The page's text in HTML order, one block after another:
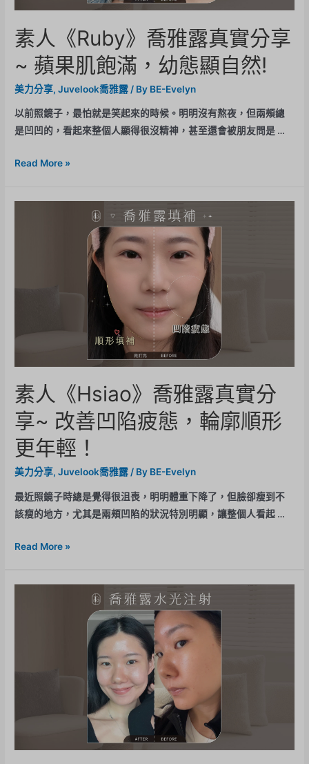
素人《Ruby》喬雅露真實分享
~ 蘋果肌飽滿，幼態顯自然!
美力分享,Juvelook喬雅露 / By BE-Evelyn
以前照鏡子，最怕就是笑起來的時候。明明沒有熬夜，但兩頰總
是凹凹的，看起來整個人顯得很沒精神，甚至還會被朋友問是 …
Read More »
素人《Hsiao》喬雅露真實分
享~ 改善凹陷疲態，輪廓順形
更年輕！
美力分享,Juvelook喬雅露/ By BE-Evelyn
最近照鏡子時總是覺得很沮喪，明明體重下降了，但臉卻瘦到不
該瘦的地方，尤其是兩頰凹陷的狀況特別明顯，讓整個人看起 …
Read More »